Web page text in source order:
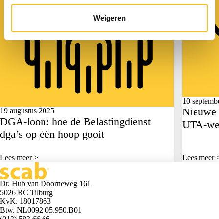
Weigeren
19 augustus 2025
DGA-loon: hoe de Belastingdienst
dga’s op één hoop gooit
Lees meer >
10
Nieuwe
UTA-
Lees meer
Dr. Hub van Doorneweg 161
5026 RC Tilburg
KvK. 18017863
Btw. NL0092.05.950.B01